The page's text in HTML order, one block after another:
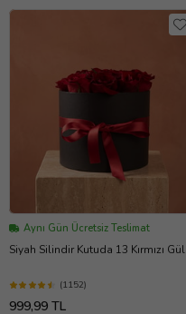
Aynı Gün Ücretsiz Teslimat
Siyah Silindir Kutuda 13 Kırmızı Gül
(1152)
999,99 TL